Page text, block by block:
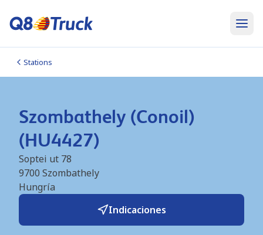
Stations
Szombathely (Conoil)
(HU4427)
Soptei ut 78
9700 Szombathely
Hungría
Indicaciones